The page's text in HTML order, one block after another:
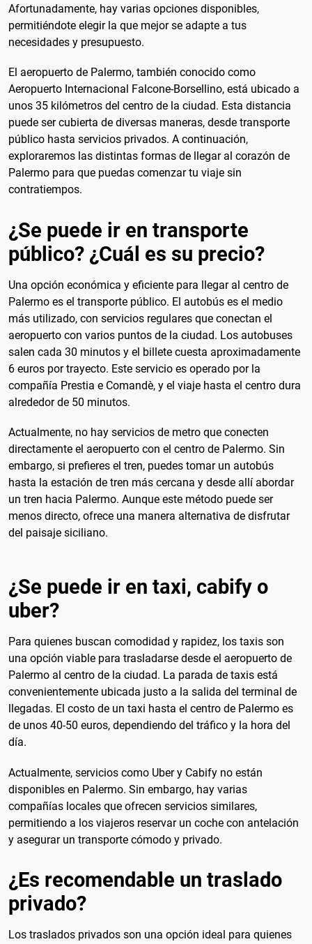
Afortunadamente, hay varias opciones disponibles,
permitiéndote elegir la que mejor se adapte a tus
necesidades y presupuesto.
El aeropuerto de Palermo, también conocido como
Aeropuerto Internacional Falcone-Borsellino, está ubicado a
unos 35 kilómetros del centro de la ciudad. Esta distancia
puede ser cubierta de diversas maneras, desde transporte
público hasta servicios privados. A continuación,
exploraremos las distintas formas de llegar al corazón de
Palermo para que puedas comenzar tu viaje sin
contratiempos.
¿Se puede ir en transporte
público? ¿Cuál es su precio?
Una opción económica y eficiente para llegar al centro de
Palermo es el transporte público. El autobús es el medio
más utilizado, con servicios regulares que conectan el
aeropuerto con varios puntos de la ciudad. Los autobuses
salen cada 30 minutos y el billete cuesta aproximadamente
6 euros por trayecto. Este servicio es operado por la
compañía Prestia e Comandè, y el viaje hasta el centro dura
alrededor de 50 minutos.
Actualmente, no hay servicios de metro que conecten
directamente el aeropuerto con el centro de Palermo. Sin
embargo, si prefieres el tren, puedes tomar un autobús
hasta la estación de tren más cercana y desde allí abordar
un tren hacia Palermo. Aunque este método puede ser
menos directo, ofrece una manera alternativa de disfrutar
del paisaje siciliano.
¿Se puede ir en taxi, cabify o
uber?
Para quienes buscan comodidad y rapidez, los taxis son
una opción viable para trasladarse desde el aeropuerto de
Palermo al centro de la ciudad. La parada de taxis está
convenientemente ubicada justo a la salida del terminal de
llegadas. El costo de un taxi hasta el centro de Palermo es
de unos 40-50 euros, dependiendo del tráfico y la hora del
día.
Actualmente, servicios como Uber y Cabify no están
disponibles en Palermo. Sin embargo, hay varias
compañías locales que ofrecen servicios similares,
permitiendo a los viajeros reservar un coche con antelación
y asegurar un transporte cómodo y privado.
¿Es recomendable un traslado
privado?
Los traslados privados son una opción ideal para quienes